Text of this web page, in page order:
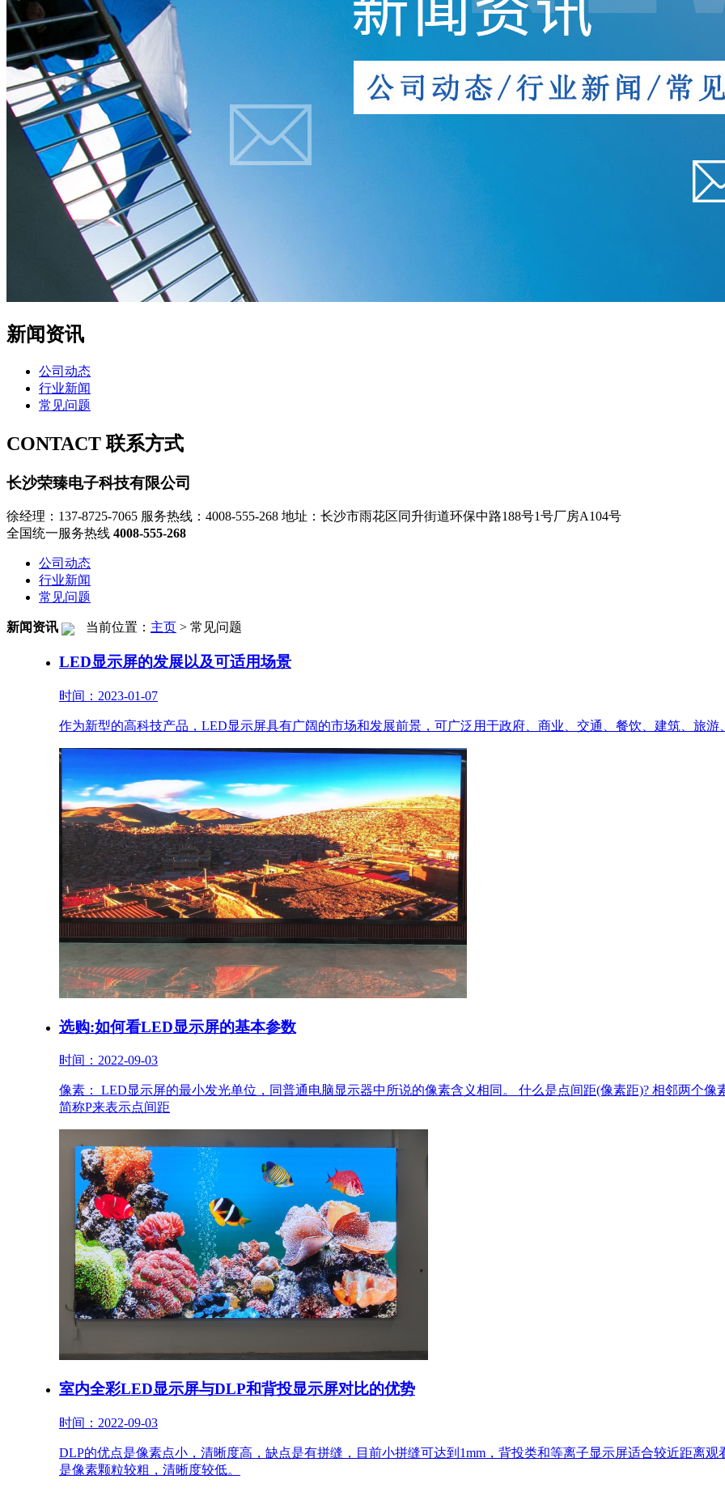
新闻资讯
公司动态
行业新闻
常见问题
CONTACT 联系方式
长沙荣臻电子科技有限公司
徐经理：137-8725-7065 服务热线：4008-555-268 地址：长沙市雨花区同升街道环保中路188号1号厂房A104号
全国统一服务热线 4008-555-268
公司动态
行业新闻
常见问题
新闻资讯 当前位置： 主页 > 常见问题
LED显示屏的发展以及可适用场景
时间：2023-01-07
作为新型的高科技产品，LED显示屏具有广阔的市场和发展前景，可广泛用于政府、商业、交通、餐饮、建筑、旅游
选购:如何看LED显示屏的基本参数
时间：2022-09-03
像素： LED显示屏的最小发光单位，同普通电脑显示器中所说的像素含义相同。 什么是点间距(像素距)? 相邻两个
简称P来表示点间距
室内全彩LED显示屏与DLP和背投显示屏对比的优势
时间：2022-09-03
DLP的优点是像素点小，清晰度高，缺点是有拼缝，目前小拼缝可达到1mm，背投类和等离子显示屏适合较近距离
是像素颗粒较粗，清晰度较低。